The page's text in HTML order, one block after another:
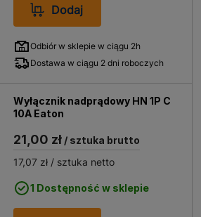
Dodaj
Odbiór w sklepie w ciągu 2h
Dostawa w ciągu 2 dni roboczych
Wyłącznik nadprądowy HN 1P C
10A Eaton
21,00 zł / sztuka brutto
17,07 zł / sztuka netto
1 Dostępność w sklepie